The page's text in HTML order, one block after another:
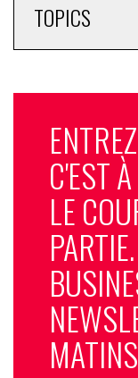
TOPICS
C'EST
LE